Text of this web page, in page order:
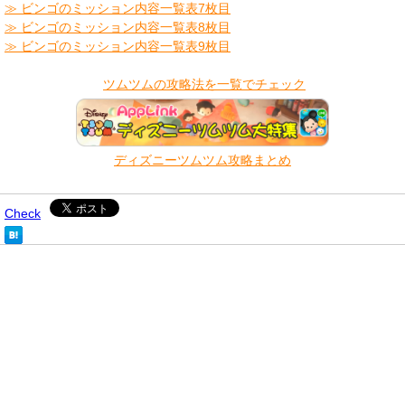
≫ ビンゴのミッション内容一覧表7枚目
≫ ビンゴのミッション内容一覧表8枚目
≫ ビンゴのミッション内容一覧表9枚目
ツムツムの攻略法を一覧でチェック
ディズニーツムツム攻略まとめ
Check